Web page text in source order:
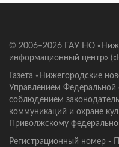
© 2006–2026 ГАУ НО
информационный центр»
Газета «Нижегородские
Управлением Федеральной
соблюдением
коммуникаций и охране
Приволжскому
Регистрационный номер